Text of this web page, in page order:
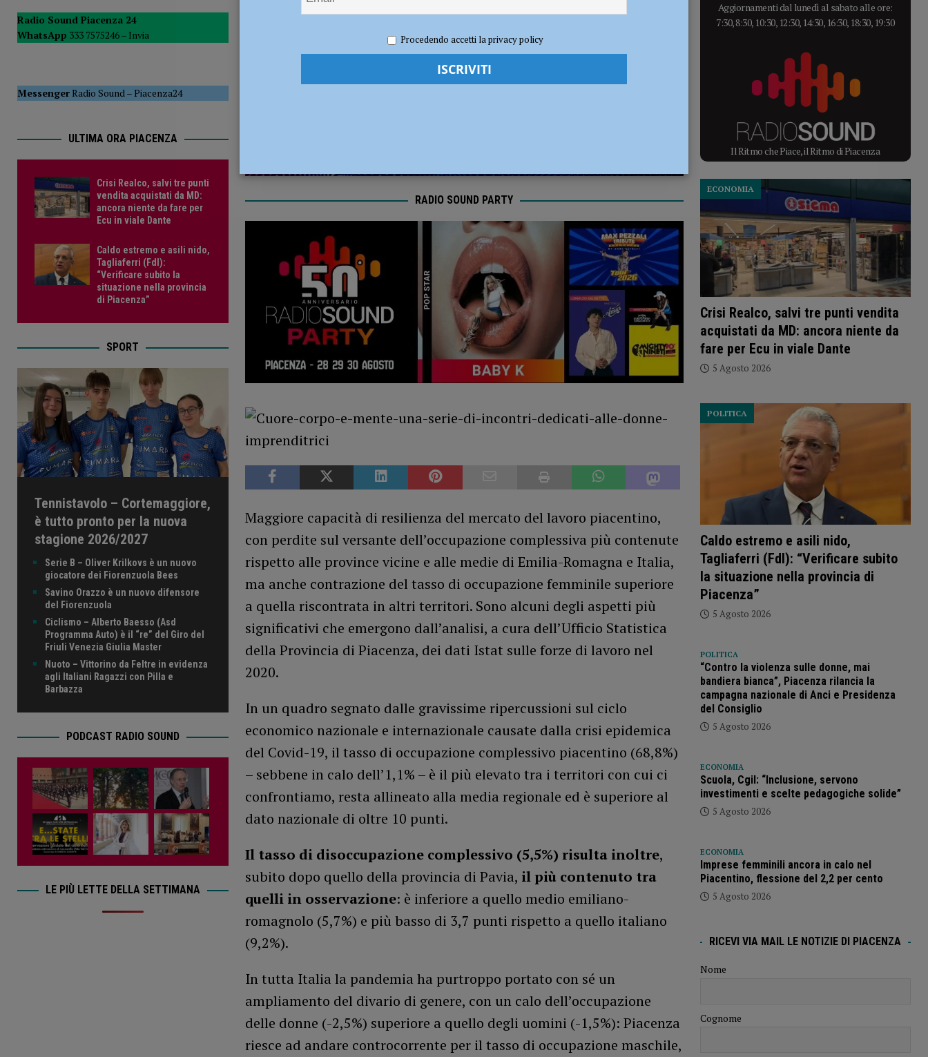
[ 5 Agosto 2026 ] Tennistavolo – Cortemaggiore, è tutto pronto per la nuova stagione 2026/2027 NOTIZIE
Redazione FG Economia
RADIO SOUND PARTY
Maggiore capacità di resilienza del mercato del lavoro piacentino,
con perdite sul versante dell’occupazione complessiva più contenute
rispetto alle province vicine e alle medie di Emilia-Romagna e Italia,
ma anche contrazione del tasso di occupazione femminile superiore
a quella riscontrata in altri territori. Sono alcuni degli aspetti più
significativi che emergono dall’analisi, a cura dell’Ufficio Statistica
della Provincia di Piacenza, dei dati Istat sulle forze di lavoro nel
2020.
In un quadro segnato dalle gravissime ripercussioni sul ciclo
economico nazionale e internazionale causate dalla crisi epidemica
del Covid-19, il tasso di occupazione complessivo piacentino (68,8%)
– sebbene in calo dell’1,1% – è il più elevato tra i territori con cui ci
confrontiamo, resta allineato alla media regionale ed è superiore al
dato nazionale di oltre 10 punti.
Il tasso di disoccupazione complessivo (5,5%) risulta inoltre,
subito dopo quello della provincia di Pavia, il più contenuto tra
quelli in osservazione: è inferiore a quello medio emiliano-
romagnolo (5,7%) e più basso di 3,7 punti rispetto a quello italiano
(9,2%).
In tutta Italia la pandemia ha purtroppo portato con sé un
ampliamento del divario di genere, con un calo dell’occupazione
delle donne (-2,5%) superiore a quello degli uomini (-1,5%): Piacenza
riesce ad andare controcorrente per il tasso di occupazione maschile,
Radio Sound Piacenza 24
WhatsApp 333 7575246 – Invia
MessengerRadio Sound–Piacenza24
ULTIMA ORA PIACENZA
Crisi Realco, salvi tre punti
vendita acquistati da MD:
ancora niente da fare per
Ecu in viale Dante
Caldo estremo e asili nido,
Tagliaferri (FdI):
“Verificare subito la
situazione nella provincia
di Piacenza”
SPORT
Tennistavolo – Cortemaggiore,
è tutto pronto per la nuova
stagione 2026/2027
Serie B – Oliver Krilkovs è un nuovo
giocatore dei Fiorenzuola Bees
Savino Orazzo è un nuovo difensore
del Fiorenzuola
Ciclismo – Alberto Baesso (Asd
Programma Auto) è il “re” del Giro del
Friuli Venezia Giulia Master
Nuoto – Vittorino da Feltre in evidenza
agli Italiani Ragazzi con Pilla e
Barbazza
PODCAST RADIO SOUND
LE PIÙ LETTE DELLA SETTIMANA
Aggiornamenti dal lunedì al sabato alle ore:
7:30, 8:30, 10:30, 12:30, 14:30, 16:30, 18:30, 19:30
Il Ritmo che Piace, il Ritmo di Piacenza
Crisi Realco, salvi tre punti vendita
acquistati da MD: ancora niente da
fare per Ecu in viale Dante
ECONOMIA
5 Agosto 2026
Caldo estremo e asili nido,
Tagliaferri (FdI): “Verificare subito
la situazione nella provincia di
Piacenza”
POLITICA
5 Agosto 2026
POLITICA
“Contro la violenza sulle donne, mai
bandiera bianca”, Piacenza rilancia la
campagna nazionale di Anci e Presidenza
del Consiglio
5 Agosto 2026
ECONOMIA
Scuola, Cgil: “Inclusione, servono
investimenti e scelte pedagogiche solide”
5 Agosto 2026
ECONOMIA
Imprese femminili ancora in calo nel
Piacentino, flessione del 2,2 per cento
5 Agosto 2026
RICEVI VIA MAIL LE NOTIZIE DI PIACENZA
Nome
Cognome
Procedendo accetti la privacy policy